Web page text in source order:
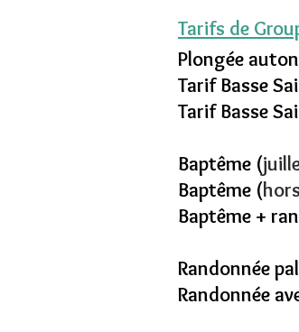
Tarifs de
Plongée
Tarif Basse
Tarif Basse
Baptême (
Baptême (
Baptême +
Randonnée
Randonnée